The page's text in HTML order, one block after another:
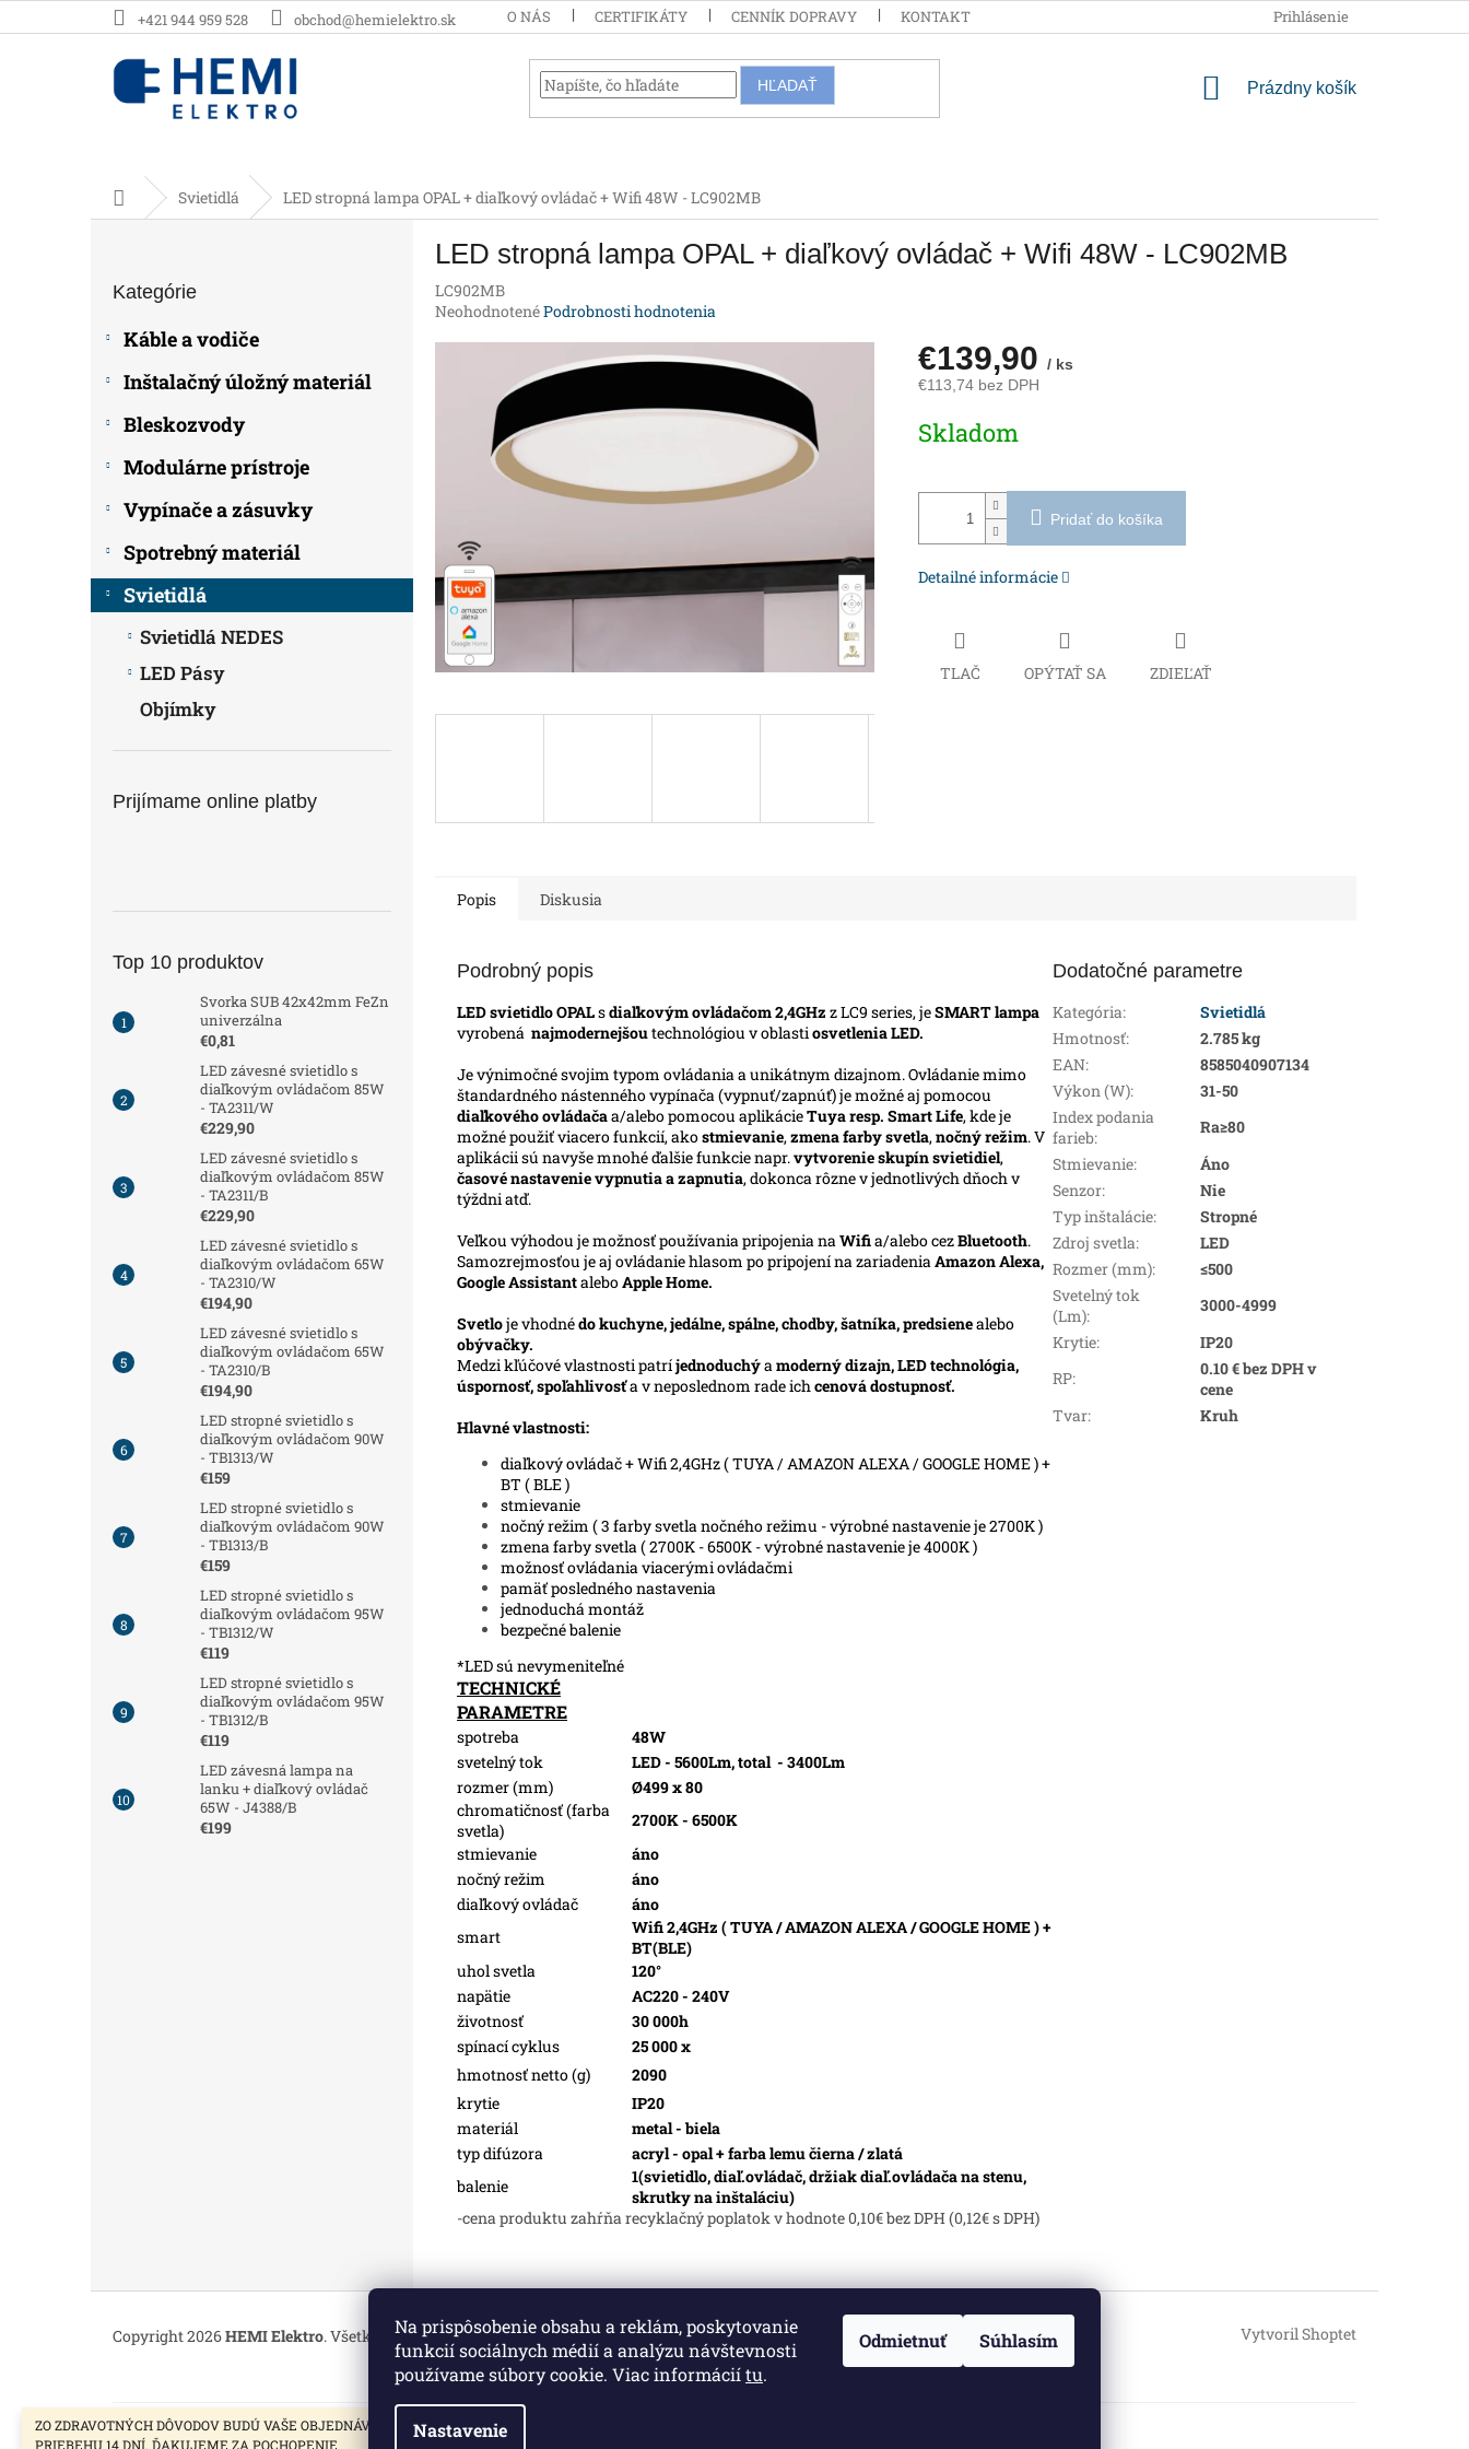
Na prispôsobenie obsahu a reklám, poskytovanie
funkcií sociálnych médií a analýzu návštevnosti
používame súbory cookie. Viac informáciítu.
Nastavenie
Odmietnuť Súhlasím
na
ZO ZDRAVOTNÝCH DÔVODOV BUDÚ VAŠE OBJEDNÁVKY VYBAVENÉ V
PRIEBEHU 14 DNÍ. ĎAKUJEME ZA POCHOPENIE
+421 944 959 528 obchod@hemielektro.sk O NÁS CERTIFIKÁTY CENNÍK DOPRAVY KONTAKT PODMIENKY OCHRANY
Prihlásenie
HĽADAŤ
NÁKUPNÝ
Prázdny košík
DomovSvietidlá LED stropná lampa OPAL + diaľkový ovládač + Wifi 48W - LC902MB
kategórie
Kategórie
Káble a vodiče
Inštalačný úložný materiál
Bleskozvody
Modulárne prístroje
Vypínače a zásuvky
Spotrebný materiál
Svietidlá
Svietidlá NEDES
LED Pásy
Objímky
Prijímame online platby
Top 10 produktov
Svorka SUB 42x42mm FeZn
univerzálna
€0,81
LED závesné svietidlo s
diaľkovým ovládačom 85W
- TA2311/W
€229,90
LED závesné svietidlo s
diaľkovým ovládačom 85W
- TA2311/B
€229,90
LED závesné svietidlo s
diaľkovým ovládačom 65W
- TA2310/W
€194,90
LED závesné svietidlo s
diaľkovým ovládačom 65W
- TA2310/B
€194,90
LED stropné svietidlo s
diaľkovým ovládačom 90W
- TB1313/W
€159
LED stropné svietidlo s
diaľkovým ovládačom 90W
- TB1313/B
€159
LED stropné svietidlo s
diaľkovým ovládačom 95W
- TB1312/W
€119
LED stropné svietidlo s
diaľkovým ovládačom 95W
- TB1312/B
€119
LED závesná lampa na
lanku + diaľkový ovládač
65W - J4388/B
€199
LED stropná lampa OPAL + diaľkový ovládač + Wifi 48W - LC902MB
LC902MB
Priemerné
hviezdičiek.
NeohodnotenéPodrobnosti hodnotenia
€139,90 / ks
€113,74 bez DPH
cena:
Skladom
Pridať do košíka
Detailné informácie
TLAČ OPÝTAŤ SA ZDIEĽAŤ
Popis Diskusia
Podrobný popis
LED svietidlo OPALsdiaľkovým ovládačom 2,4GHz z LC9 series, jeSMART lampa
vyrobená najmodernejšoutechnológiou v oblasti osvetlenia LED.
Je výnimočné svojim typom ovládania a unikátnym dizajnom. Ovládanie mimo
štandardného nástenného vypínača (vypnuť/zapnúť) je možné aj pomocou
diaľkového ovládačaa/alebo pomocou aplikácieTuya resp. Smart Life, kde je
možné použiť viacero funkcií, akostmievanie, zmena farby svetla, nočný režim. V
aplikácii sú navyše mnohé ďalšie funkcie napr.vytvorenie skupín svietidiel,
časové nastavenie vypnutia a zapnutia, dokonca rôzne v jednotlivých dňoch v
týždni atď.
Veľkou výhodou je možnosť používania pripojenia na Wifia/alebo cezBluetooth.
Samozrejmosťou je aj ovládanie hlasom po pripojení na zariadenia Amazon Alexa,
Google AssistantaleboApple Home.
Svetloje vhodnédo kuchyne, jedálne, spálne, chodby, šatníka, predsienealebo
obývačky.
Medzi kľúčové vlastnosti patríjednoduchýa moderný dizajn, LED technológia,
úspornosť, spoľahlivosťa v neposlednom rade ich cenová dostupnosť.
Hlavné vlastnosti:
diaľkový ovládač + Wifi 2,4GHz ( TUYA / AMAZON ALEXA / GOOGLE HOME ) +
BT ( BLE )
stmievanie
nočný režim ( 3 farby svetla nočného režimu - výrobné nastavenie je 2700K )
zmena farby svetla ( 2700K - 6500K - výrobné nastavenie je 4000K )
možnosť ovládania viacerými ovládačmi
pamäť posledného nastavenia
jednoduchá montáž
bezpečné balenie
*LED sú nevymeniteľné
TECHNICKÉ
PARAMETRE
spotreba
48W
svetelný tok
LED - 5600Lm, total - 3400Lm
rozmer (mm)
Ø499 x 80
chromatičnosť (farba
svetla)
2700K - 6500K
stmievanie
áno
nočný režim
áno
diaľkový ovládač
áno
smart
Wifi 2,4GHz ( TUYA / AMAZON ALEXA / GOOGLE HOME ) +
BT(BLE)
uhol svetla
120°
napätie
AC220 - 240V
životnosť
30 000h
spínací cyklus
25 000 x
hmotnosť netto (g)
2090
krytie
IP20
materiál
metal - biela
typ difúzora
acryl - opal + farba lemu čierna / zlatá
balenie
1(svietidlo, diaľ.ovládač, držiak diaľ.ovládača na stenu,
skrutky na inštaláciu)
-cena produktu zahŕňa recyklačný poplatok v hodnote 0,10€ bez DPH (0,12€ s DPH)
Dodatočné parametre
Kategória:
Svietidlá
Hmotnosť:
2.785 kg
EAN:
8585040907134
Výkon (W):
31-50
Index podania
farieb:
Ra≥80
Stmievanie:
Áno
Senzor:
Nie
Typ inštalácie:
Stropné
Zdroj svetla:
LED
Rozmer (mm):
≤500
Svetelný tok
(Lm):
3000-4999
Krytie:
IP20
RP:
0.10 € bez DPH v
cene
Tvar: Kruh
Vytvoril Shoptet
Copyright 2026HEMI Elektro. Všetky práva vyhradené.Upraviť nastavenie cookies